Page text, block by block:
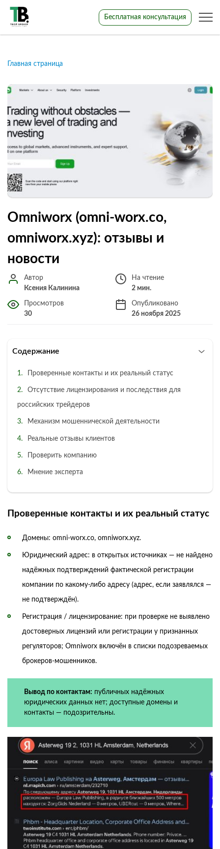
Бесплатная консультация
Главная страница
Omniworx (omni-worx.co,
omniworx.xyz): отзывы и
новости
Автор
Ксения Калинина
На чтение
2 мин.
Просмотров
30
Опубликовано
26 ноября 2025
Содержание
Проверенные контакты и их реальный статус
Отсутствие лицензирования и последствия для
российских трейдеров
Механизм мошеннической деятельности
Реальные отзывы клиентов
Проверить компанию
Мнение эксперта
Проверенные контакты и их реальный статус
Домены: omni-worx.co, omniworx.xyz.
Юридический адрес: в открытых источниках — не найдено
надёжных подтверждений фактической регистрации
компании по какому-либо адресу (адрес, если заявлялся —
не подтверждён).
Регистрация / лицензирование: при проверке не выявлено
достоверных лицензий или регистрации у признанных
регуляторов; Omniworx включён в списки подозреваемых
брокеров-мошенников.
Вывод по контактам: публичных надёжных
юридических данных нет; доступные домены и
контакты — подозрительны.